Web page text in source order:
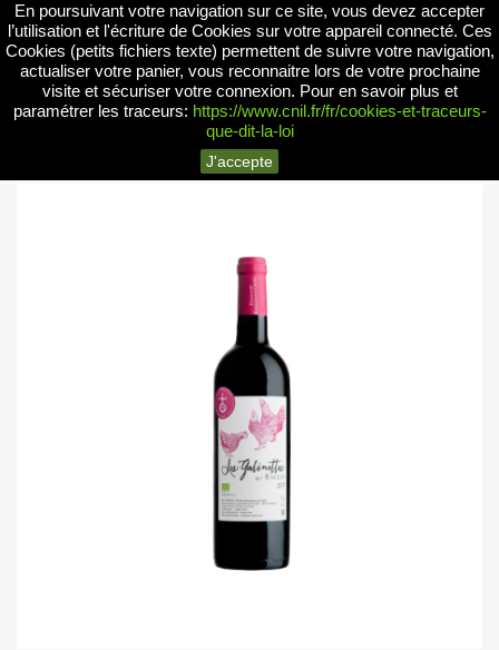
 
search
En poursuivant votre navigation sur ce site, vous devez accepter
l’utilisation et l'écriture de Cookies sur votre appareil connecté. Ces
Cookies (petits fichiers texte) permettent de suivre votre navigation,
actualiser votre panier, vous reconnaitre lors de votre prochaine
visite et sécuriser votre connexion. Pour en savoir plus et
paramétrer les traceurs: https://www.cnil.fr/fr/cookies-et-traceurs-
que-dit-la-loi
J'accepte